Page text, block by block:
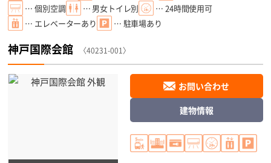
… 個別空調
… 男女トイレ別
… 24時間使用可
… エレベーターあり
… 駐車場あり
神戸国際会館 〈40231-001〉
お問い合わせ
建物情報